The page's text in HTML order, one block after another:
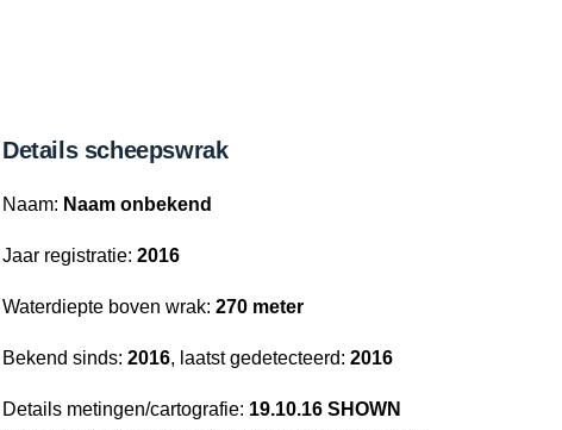
Details scheepswrak
Naam: Naam onbekend
Jaar registratie: 2016
Waterdiepte boven wrak: 270 meter
Bekend sinds: 2016, laatst gedetecteerd: 2016
Details metingen/cartografie: 19.10.16 SHOWN